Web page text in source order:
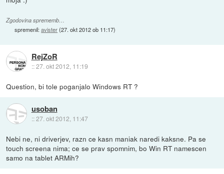
Zgodovina sprememb…
spremenil:avister(27. okt 2012 ob 11:17)
RejZoR
::27. okt 2012, 11:19
Question, bi tole poganjalo Windows RT ?
usoban
::27. okt 2012, 11:47
Nebi ne, ni driverjev, razn ce kasn maniak naredi kaksne. Pa se
touch screena nima; ce se prav spomnim, bo Win RT namescen
samo na tablet ARMih?